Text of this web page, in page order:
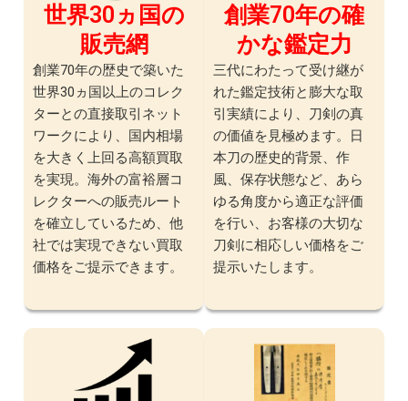
世界30ヵ国の
販売網
創業70年の歴史で築いた
世界30ヵ国以上のコレク
ターとの直接取引ネット
ワークにより、国内相場
を大きく上回る高額買取
を実現。海外の富裕層コ
レクターへの販売ルート
を確立しているため、他
社では実現できない買取
価格をご提示できます。
創業70年の確
かな鑑定力
三代にわたって受け継が
れた鑑定技術と膨大な取
引実績により、刀剣の真
の価値を見極めます。日
本刀の歴史的背景、作
風、保存状態など、あら
ゆる角度から適正な評価
を行い、お客様の大切な
刀剣に相応しい価格をご
提示いたします。